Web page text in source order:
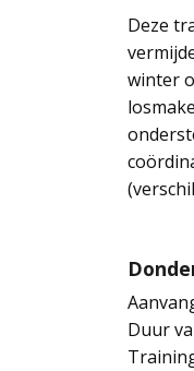
Deze
winter
Duur